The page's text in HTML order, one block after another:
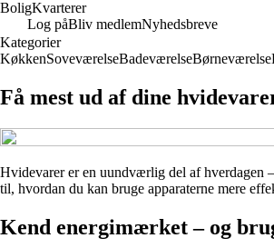
BoligKvarterer
Log påBliv medlemNyhedsbreve
Kategorier
KøkkenSoveværelseBadeværelseBørneværelse
Få mest ud af dine
Hvidevarer er en uundværlig del af hverdagen
til, hvordan du kan bruge apparaterne mere
Kend energimærket – og